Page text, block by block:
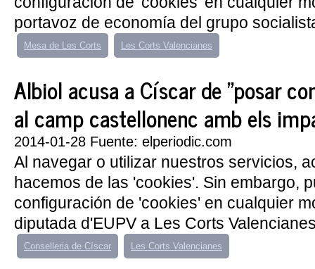
portavoz de economía del grupo
Mesa de Les Corts Les Corts Valencianes
Albiol acusa a Císcar de "posar
al camp castellonenc amb els
2014-01-28 Fuente: elperiodic.com
Al navegar o utilizar nuestros servicios,
hacemos de las 'cookies'. Sin embargo,
configuración de 'cookies' en cualquier
diputada d'EUPV a Les Corts
Conselleria de Císcar Les Corts Valencianes